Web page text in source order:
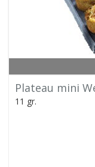
Plateau mini
11 gr.